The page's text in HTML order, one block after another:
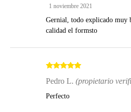
1 noviembre 2021
Gernial, todo explicado muy
calidad el formsto
con5de 5
Pedro L. (propietario
Perfecto